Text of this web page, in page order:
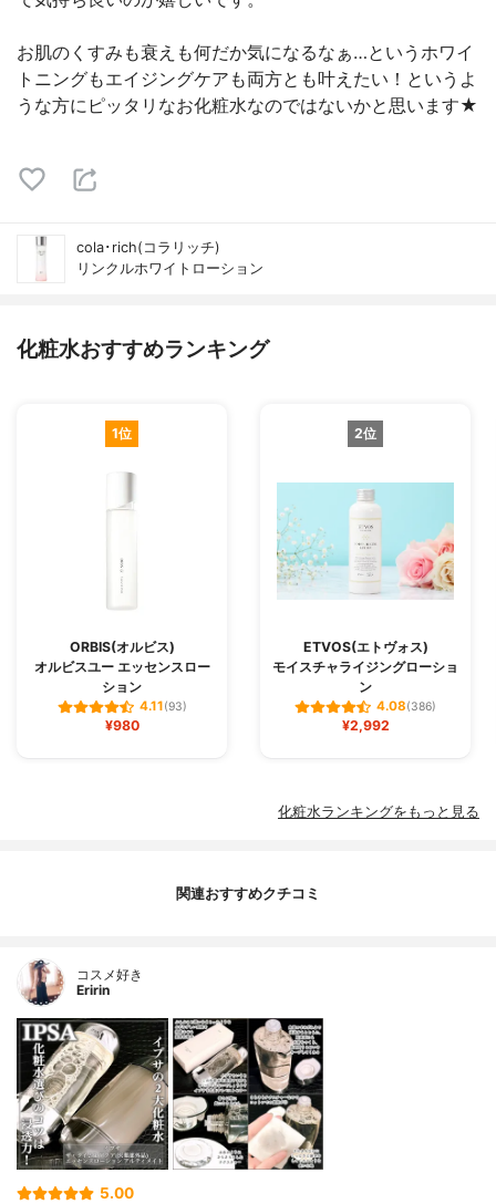
お肌のくすみも衰えも何だか気になるなぁ…というホワイ
トニングもエイジングケアも両方とも叶えたい！というよ
うな方にピッタリなお化粧水なのではないかと思います★
cola･rich(コラリッチ)
リンクルホワイトローション
化粧水おすすめランキング
1位
ORBIS(オルビス)
オルビスユー エッセンスロー
ション
4.11(93)
¥980
2位
ETVOS(エトヴォス)
モイスチャライジングローショ
ン
4.08(386)
¥2,992
化粧水ランキングをもっと見る
関連おすすめクチコミ
コスメ好き
Eririn
5.00